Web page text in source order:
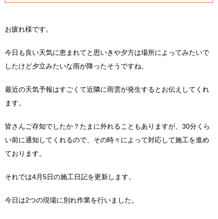
お疲れ様です。
今日も良い天気に恵まれてと思いきや夕方は場所によってみたいで
したけど夕立みたいな雨が降ったそうですね。
最近の天気予報はすごくて近隣に雨雲が発生するとお伝えしてくれ
ます。
皆さんご存知でしたか？たまに外れることもありますが、30分くら
い前に通知してくれるので、その時々によって対応して施工を進め
ております。
それでは4月5日の施工日記を更新します。
今日は2つの現場に別れ作業を行いました。